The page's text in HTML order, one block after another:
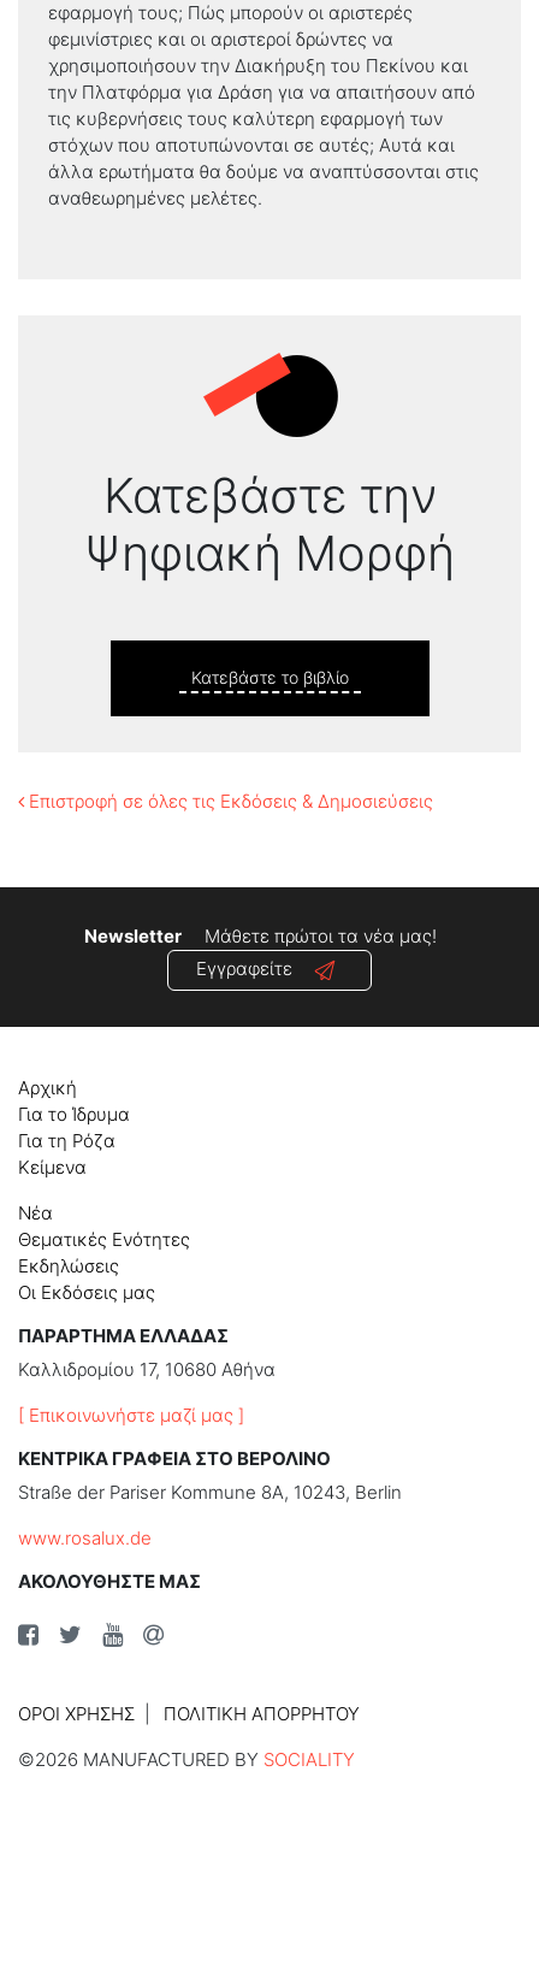
εφαρμογή τους; Πώς μπορούν οι αριστερές
φεμινίστριες και οι αριστεροί δρώντες να
χρησιμοποιήσουν την Διακήρυξη του Πεκίνου και
την Πλατφόρμα για Δράση για να απαιτήσουν από
τις κυβερνήσεις τους καλύτερη εφαρμογή των
στόχων που αποτυπώνονται σε αυτές; Αυτά και
άλλα ερωτήματα θα δούμε να αναπτύσσονται στις
αναθεωρημένες μελέτες.
Κατεβάστε την
Ψηφιακή Μορφή
Κατεβάστε το βιβλίο
Επιστροφή σε όλες τις Εκδόσεις & Δημοσιεύσεις
Newsletter
Μάθετε πρώτοι τα νέα μας!
Εγγραφείτε
Αρχική
Για το Ίδρυμα
Για τη Ρόζα
Κείμενα
Νέα
Θεματικές Ενότητες
Εκδηλώσεις
Οι Εκδόσεις μας
ΠΑΡΑΡΤΗΜΑ ΕΛΛΑΔΑΣ
Καλλιδρομίου 17, 10680 Αθήνα
[ Επικοινωνήστε μαζί μας ]
ΚΕΝΤΡΙΚΑ ΓΡΑΦΕΙΑ ΣΤΟ ΒΕΡΟΛΙΝΟ
Straße der Pariser Kommune 8A, 10243, Berlin
www.rosalux.de
ΑΚΟΛΟΥΘΗΣΤΕ ΜΑΣ
ΌΡΟΙ ΧΡΉΣΗΣ
ΠΟΛΙΤΙΚΉ ΑΠΟΡΡΉΤΟΥ
©2026 MANUFACTURED BY SOCIALITY